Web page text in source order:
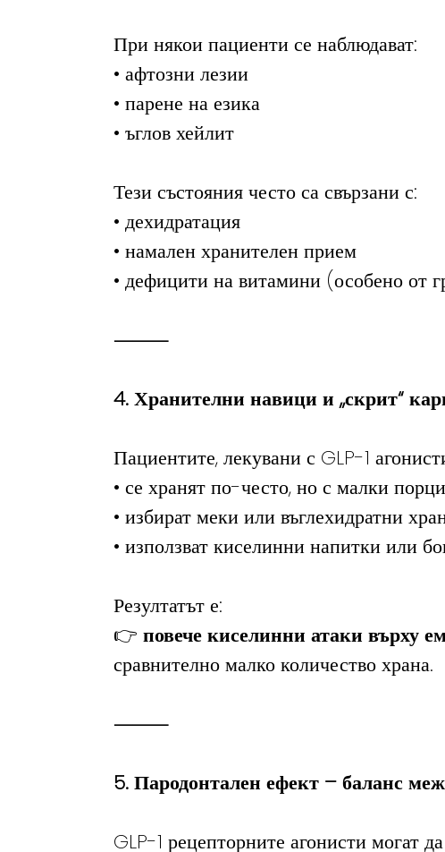
При някои пациенти се наблюдават:
• афтозни лезии
• парене на езика
• ъглов хейлит
Тези състояния често са свързани с:
• дехидратация
• намален хранителен прием
• дефицити на витамини (особено от
⸻
4. Хранителни навици и „скрит“
Пациентите, лекувани с GLP-1
• се хранят по-често, но с малки
• избират меки или въглехидратни
• използват киселинни напитки или
Резултатът е:
👉 повече киселинни атаки върху
сравнително малко количество храна.
⸻
5. Пародонтален ефект – баланс
GLP-1 рецепторните агонисти могат